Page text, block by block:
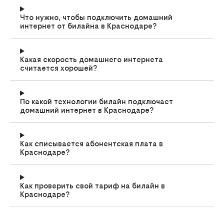
Что нужно, чтобы подключить домашний
интернет от билайна в Краснодаре?
Какая скорость домашнего интернета
считается хорошей?
По какой технологии билайн подключает
домашний интернет в Краснодаре?
Как списывается абонентская плата в
Краснодаре?
Как проверить свой тариф на билайн в
Краснодаре?